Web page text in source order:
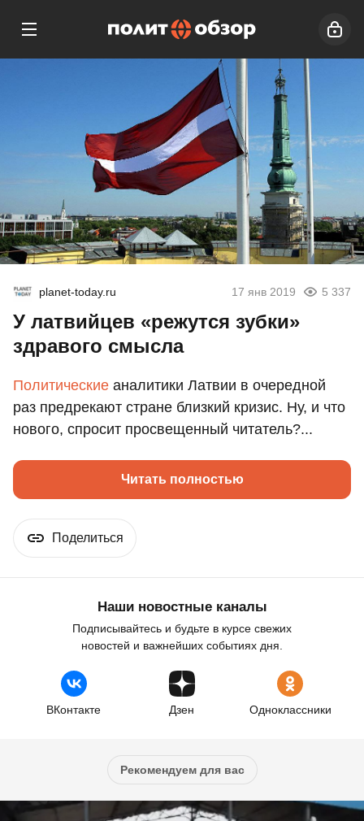
planet-today.ru 17 янв 2019 5 337
У латвийцев «режутся зубки»
здравого смысла
Политические аналитики Латвии в очередной
раз предрекают стране близкий кризис. Ну, и что
нового, спросит просвещенный читатель?...
Читать полностью
Поделиться
Наши новостные каналы
Подписывайтесь и будьте в курсе свежих
новостей и важнейших событиях дня.
ВКонтакте Дзен Одноклассники
Рекомендуем для вас